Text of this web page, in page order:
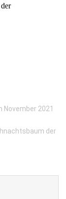
November 2021
der